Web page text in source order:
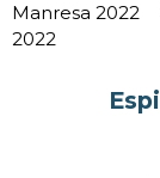
Manresa 2022
2022